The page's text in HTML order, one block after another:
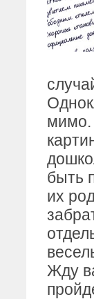
мимо.
быть
их
Жду